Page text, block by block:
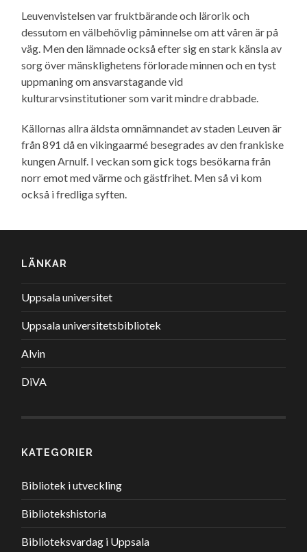
Leuvenvistelsen var fruktbärande och lärorik och
dessutom en välbehövlig påminnelse om att våren är på
väg. Men den lämnade också efter sig en stark känsla av
sorg över mänsklighetens förlorade minnen och en tyst
uppmaning om ansvarstagande vid
kulturarvsinstitutioner som varit mindre drabbade.
Källornas allra äldsta omnämnandet av staden Leuven är
från 891 då en vikingaarmé besegrades av den frankiske
kungen Arnulf. I veckan som gick togs besökarna från
norr emot med värme och gästfrihet. Men så vi kom
också i fredliga syften.
LÄNKAR
Uppsala universitet
Uppsala universitetsbibliotek
Alvin
DiVA
KATEGORIER
Bibliotek i utveckling
Bibliotekshistoria
Biblioteksvardag i Uppsala